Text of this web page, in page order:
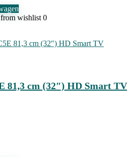
wishlist 0
81,3 cm (32″) HD Smart TV